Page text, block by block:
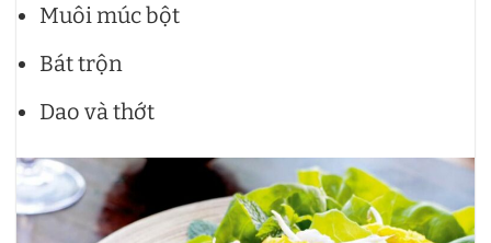
Muôi múc bột
Bát trộn
Dao và thớt